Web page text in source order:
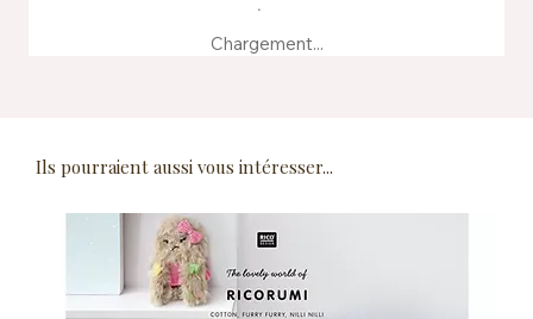
Chargement...
Ils pourraient aussi vous intéresser...